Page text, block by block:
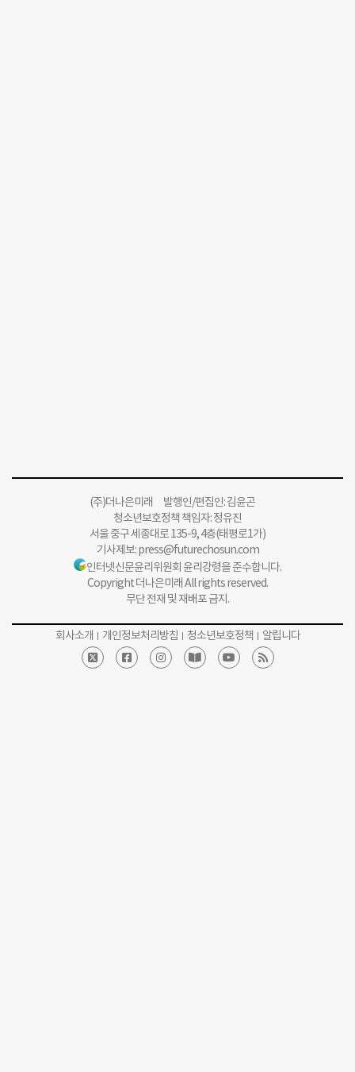
(주)더나은미래 발행인/편집인: 김윤곤
청소년보호정책 책임자: 정유진
서울 중구 세종대로 135-9, 4층(태평로1가)
기사제보:press@futurechosun.com
인터넷신문윤리위원회 윤리강령을 준수합니다.
Copyright 더나은미래 All rights reserved.
무단 전재 및 재배포 금지.
회사소개 개인정보처리방침 청소년보호정책 알립니다